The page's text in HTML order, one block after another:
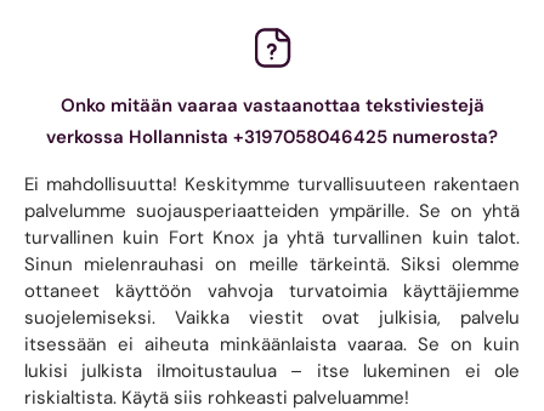
Onko mitään vaaraa vastaanottaa tekstiviestejä
verkossa Hollannista +3197058046425 numerosta?
Ei mahdollisuutta! Keskitymme turvallisuuteen rakentaen
palvelumme suojausperiaatteiden ympärille. Se on yhtä
turvallinen kuin Fort Knox ja yhtä turvallinen kuin talot.
Sinun mielenrauhasi on meille tärkeintä. Siksi olemme
ottaneet käyttöön vahvoja turvatoimia käyttäjiemme
suojelemiseksi. Vaikka viestit ovat julkisia, palvelu
itsessään ei aiheuta minkäänlaista vaaraa. Se on kuin
lukisi julkista ilmoitustaulua – itse lukeminen ei ole
riskialtista. Käytä siis rohkeasti palveluamme!